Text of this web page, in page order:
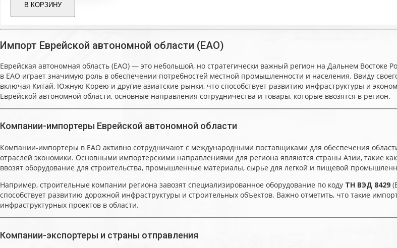
В КОРЗИНУ
Импорт Еврейской автономной области (ЕАО)
Еврейская автономная область (ЕАО) — это небольшой, но стратегически важный регион на Дальнем Востоке
в ЕАО играет значимую роль в обеспечении потребностей местной промышленности и населения. Ввиду
включая Китай, Южную Корею и другие азиатские рынки, что способствует развитию инфраструктуры и
Еврейской автономной области, основные направления сотрудничества и товары, которые ввозятся в регион.
Компании-импортеры Еврейской автономной области
Компании-импортеры в ЕАО активно сотрудничают с международными поставщиками для обеспечения
отраслей экономики. Основными импортерскими направлениями для региона являются страны Азии, такие
ввозят оборудование для строительства, промышленные материалы, сырье для легкой и пищевой
Например, строительные компании региона завозят специализированное оборудование по коду ТН ВЭД 8429
способствует развитию дорожной инфраструктуры и строительных объектов. Важно отметить, что такие
инфраструктурных проектов в области.
Компании-экспортеры и страны отправления